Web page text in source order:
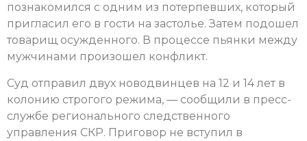
познакомился с одним из потерпевших, который
пригласил его в гости на застолье. Затем подошел
товарищ осужденного. В процессе пьянки между
мужчинами произошел конфликт.
Суд отправил двух новодвинцев на 12 и 14 лет в
колонию строгого режима, — сообщили в пресс-
службе регионального следственного
управления СКР. Приговор не вступил в